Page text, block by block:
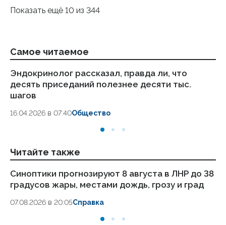
Показать ещё 10 из 344
Самое читаемое
Эндокринолог рассказал, правда ли, что
десять приседаний полезнее десяти тыс.
шагов
16.04.2026 в 07:40Общество
Читайте также
Синоптики прогнозируют 8 августа в ЛНР до 38
градусов жары, местами дождь, грозу и град
07.08.2026 в 20:05Справка